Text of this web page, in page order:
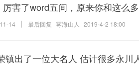
厉害了word五间，原来你和这么
14 最后回复 雾海山人 2019-4-2 18:00
镇出了一位大名人 估计很多永川